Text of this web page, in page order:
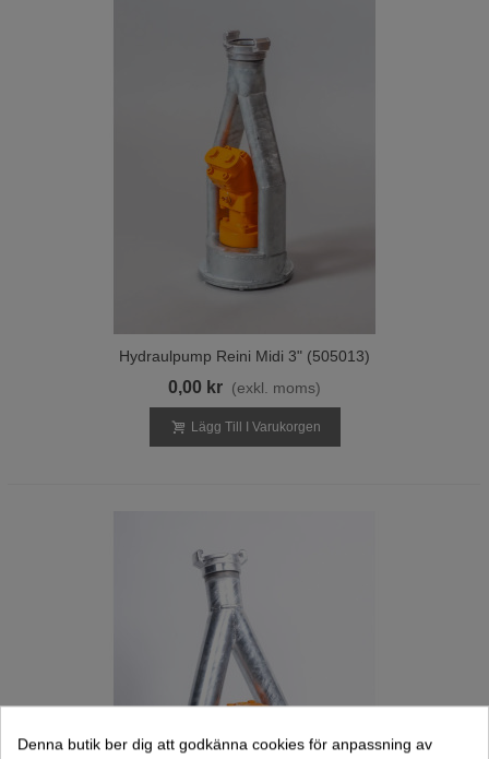
Hydraulpump Reini Midi 3" (505013)
0,00 kr (exkl. moms)
Lägg Till I Varukorgen
Denna butik ber dig att godkänna cookies för anpassning av